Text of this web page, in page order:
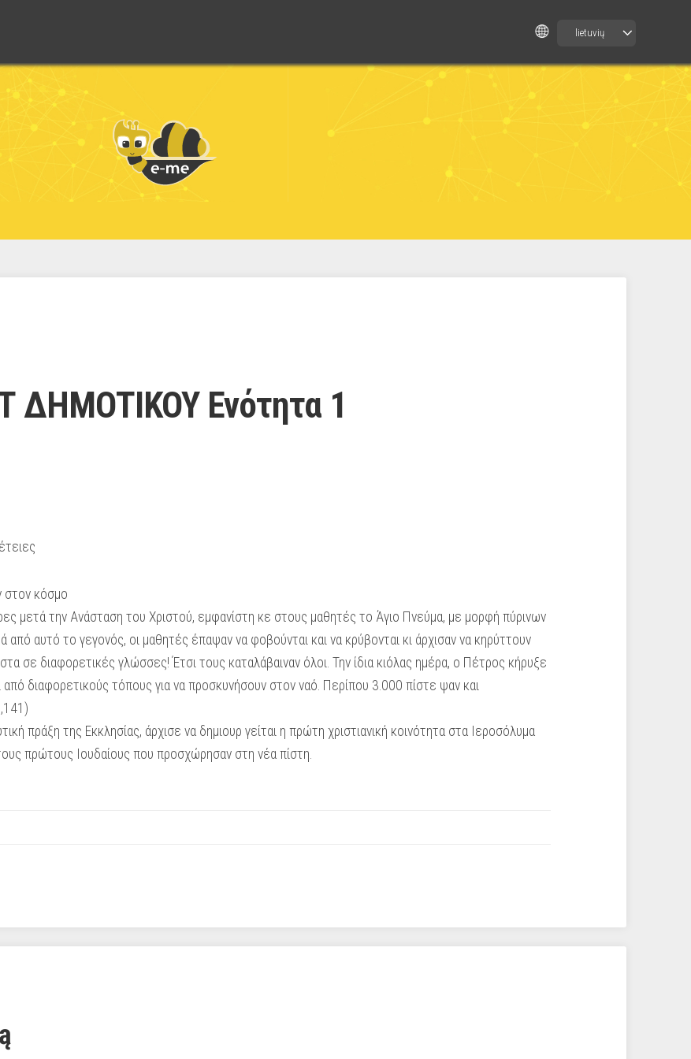
lietuvių
ΔΗΜΟΤΙΚΟΥ Ενότητα 1
στον κόσμο
μετά την Ανάσταση του Χριστού, εμφανίστη­ κε στους μαθητές το Άγιο Πνεύμα, με μορφή πύρινων
αυτό το γεγονός, οι μαθητές έπαψαν να φοβούνται και να κρύβονται κι άρχισαν να κηρύττουν
σε διαφορετικές γλώσσες! Έτσι τους καταλάβαιναν όλοι. Την ίδια κιόλας ημέρα, ο Πέτρος κήρυξε
από διαφορετικούς τόπους για να προσκυνήσουν στον ναό. Περίπου 3.000 πίστε­ ψαν και
πράξη της Εκκλησίας, άρχισε να δημιουρ­ γείται η πρώτη χριστιανική κοινότητα στα Ιεροσόλυμα
πρώτους Ιουδαίους που προσχώρησαν στη νέα πίστη.